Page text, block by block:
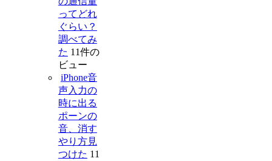
ってどれ
ぐらい？
調べてみ
た 11件の
ビュー
iPhone音
声入力の
時に出る
ポーンの
音、消す
やり方見
つけた 11